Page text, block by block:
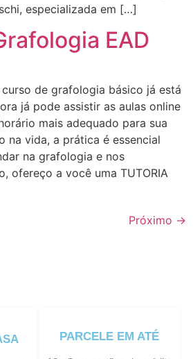
especializada em […]
EAD
curso de grafologia básico já está
já pode assistir as aulas online
mais adequado para sua
na vida, a prática é essencial
na grafologia e nos
ofereço a você uma TUTORIA
Próximo →
PARCELE EM ATÉ